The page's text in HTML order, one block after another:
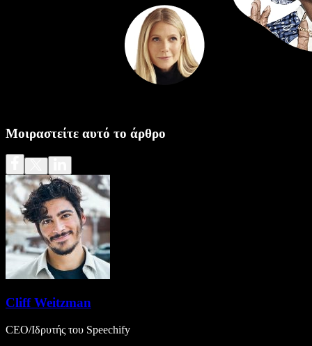
Μοιραστείτε αυτό το άρθρο
Cliff Weitzman
CEO/Ιδρυτής του Speechify